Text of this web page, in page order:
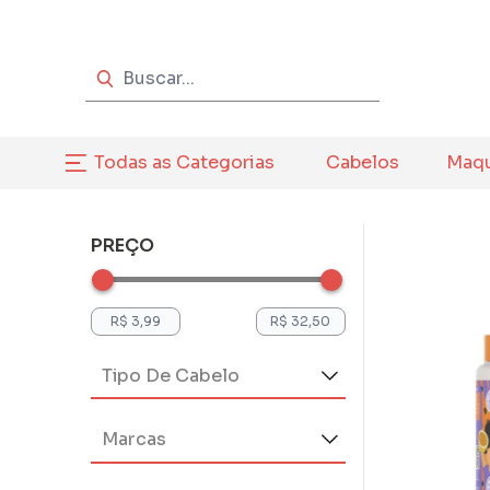
Todas as Categorias Cabelos
PREÇO
Tipo De Cabelo
Marcas